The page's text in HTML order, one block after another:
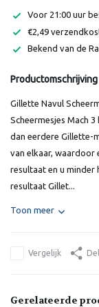
Voor 21:00 uur
€2,49
Bekend van de
Productomschrijving
Gillette Navul
Scheermesjes Mach
dan eerdere Gillette-
van elkaar, waardoor
resultaat en u
resultaat Gillet...
Toon meer
Vergelijk
Gerelateerde